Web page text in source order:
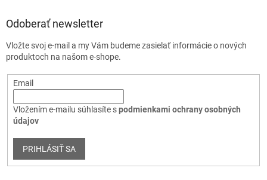
Odoberať newsletter
Vložte svoj e-mail a my Vám budeme zasielať informácie o nových
produktoch na našom e-shope.
Email
Vložením e-mailu súhlasíte spodmienkami ochrany osobných
údajov
PRIHLÁSIŤ SA